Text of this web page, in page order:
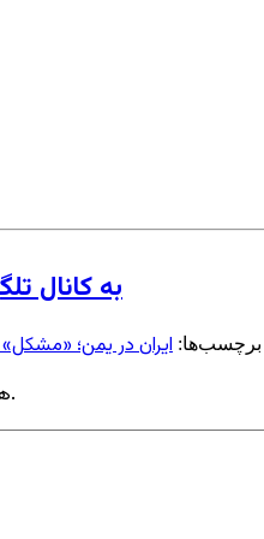
به کانال
برچسب‌ها: ایران در یمن؛
هنوز نظری اضافه نشده است. شما اولین نظر را بدهید.